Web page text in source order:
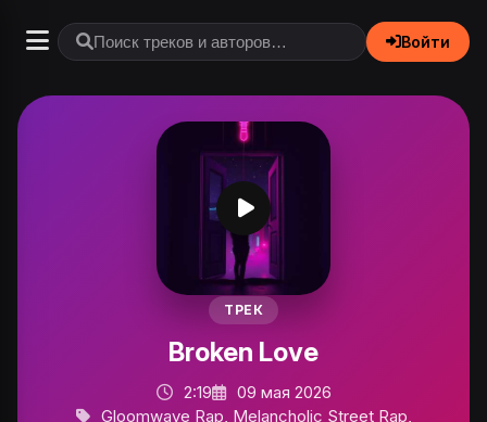
Войти
ТРЕК
Broken Love
2:19
09 мая 2026
Gloomwave Rap, Melancholic Street Rap,